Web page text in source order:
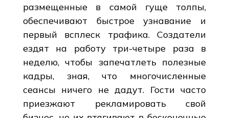
размещенные в самой гуще толпы,
обеспечивают быстрое узнавание и
первый всплеск трафика. Создатели
ездят на работу три-четыре раза в
неделю, чтобы запечатлеть полезные
кадры, зная, что многочисленные
сеансы ничего не дадут. Гости часто
приезжают рекламировать свой